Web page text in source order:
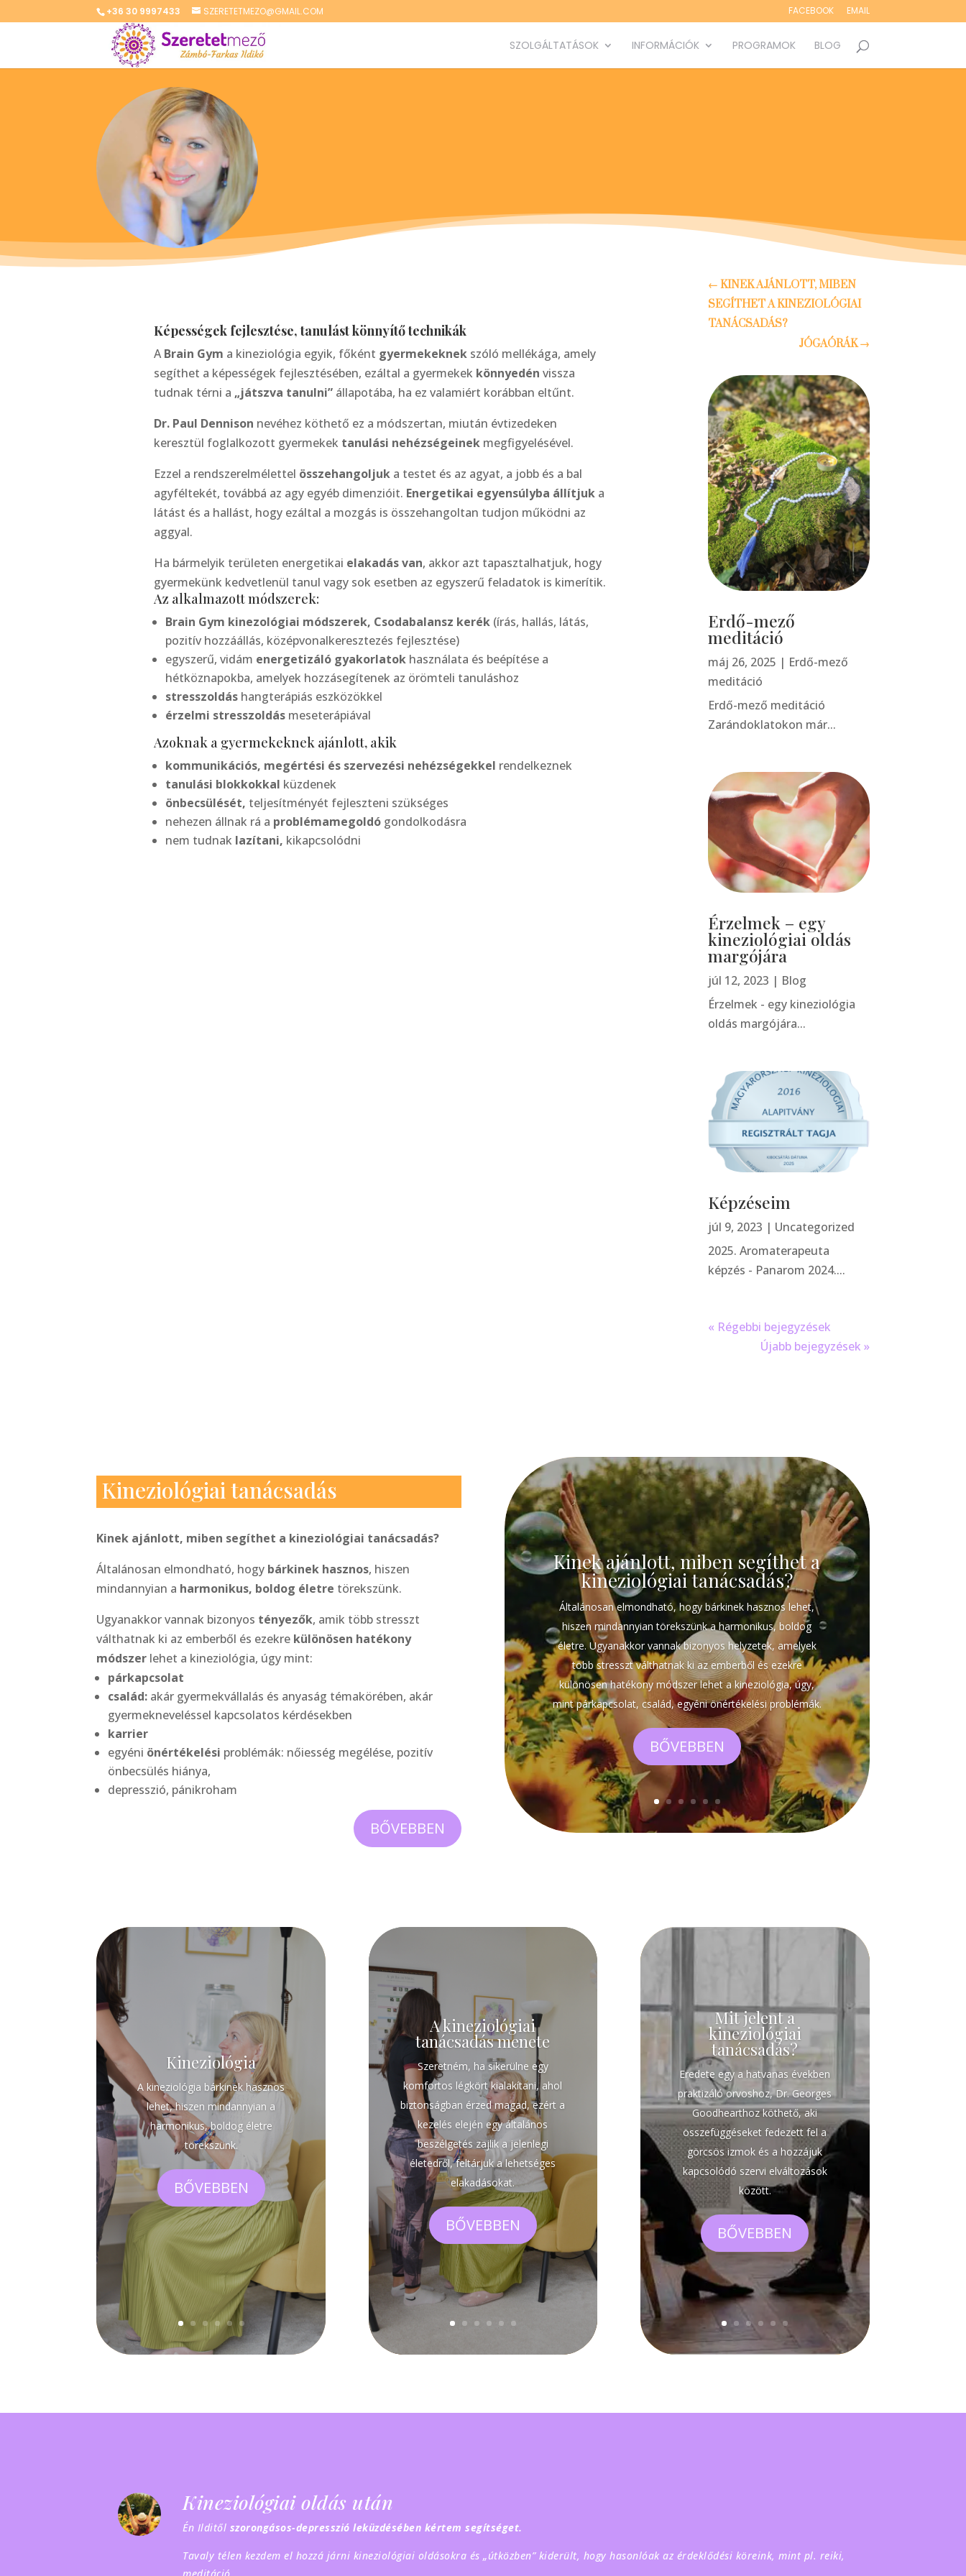
+36 30 9997433 SZERETETMEZO@GMAIL.COM FACEBOOK EMAIL
SZOLGÁLTATÁSOK INFORMÁCIÓK PROGRAMOK BLOG
Képességek fejlesztése, tanulást könnyítő technikák
ABrain Gym a kineziológia egyik, főként gyermekeknekszóló mellékága, amely
segíthet a képességek fejlesztésében, ezáltal a gyermekek könnyedén vissza
tudnak térni a „játszva tanulni”állapotába, ha ez valamiért korábban eltűnt.
Dr. Paul Dennison nevéhez köthető ez a módszertan, miután évtizedeken
keresztül foglalkozott gyermekek tanulási nehézségeinekmegfigyelésével.
Ezzel a rendszerelmélettel összehangoljuka testet és az agyat, a jobb és a bal
agyféltekét, továbbá az agy egyéb dimenzióit. Energetikai egyensúlyba állítjuka
látást és a hallást, hogy ezáltal a mozgás is összehangoltan tudjon működni az
aggyal.
Ha bármelyik területen energetikai elakadás van, akkor azt tapasztalhatjuk, hogy
gyermekünk kedvetlenül tanul vagy sok esetben az egyszerű feladatok is kimerítik.
Az alkalmazott módszerek:
Brain Gym kinezológiai módszerek, Csodabalansz kerék(írás, hallás, látás,
pozitív hozzáállás, középvonalkeresztezés fejlesztése)
egyszerű, vidám energetizáló gyakorlatokhasználata és beépítése a
hétköznapokba, amelyek hozzásegítenek az örömteli tanuláshoz
stresszoldáshangterápiás eszközökkel
érzelmi stresszoldásmeseterápiával
Azoknak a gyermekeknek ajánlott, akik
kommunikációs, megértési és szervezési nehézségekkel rendelkeznek
tanulási blokkokkal küzdenek
önbecsülését, teljesítményét fejleszteni szükséges
nehezen állnak rá a problémamegoldógondolkodásra
nem tudnak lazítani, kikapcsolódni
←KINEK AJÁNLOTT, MIBEN
SEGÍTHET A KINEZIOLÓGIAI
TANÁCSADÁS?
JÓGAÓRÁK→
Erdő-mező
meditáció
máj 26, 2025 | Erdő-mező
meditáció
Erdő-mező meditáció
Zarándoklatokon már...
Érzelmek – egy
kineziológiai oldás
margójára
júl 12, 2023 | Blog
Érzelmek - egy kineziológia
oldás margójára...
Képzéseim
júl 9, 2023 | Uncategorized
2025. Aromaterapeuta
képzés - Panarom 2024....
« Régebbi bejegyzések
Újabb bejegyzések »
Kineziológiai tanácsadás
Kinek ajánlott, miben segíthet a kineziológiai tanácsadás?
Általánosan elmondható, hogy bárkinek hasznos, hiszen
mindannyian a harmonikus, boldog életre törekszünk.
Ugyanakkor vannak bizonyos tényezők, amik több stresszt
válthatnak ki az emberből és ezekre különösen hatékony
módszer lehet a kineziológia, úgy mint:
párkapcsolat
család: akár gyermekvállalás és anyaság témakörében, akár
gyermekneveléssel kapcsolatos kérdésekben
karrier
egyéni önértékelési problémák: nőiesség megélése, pozitív
önbecsülés hiánya,
depresszió, pánikroham
BŐVEBBEN
Kinek ajánlott, miben segíthet a
kineziológiai tanácsadás?
Általánosan elmondható, hogy bárkinek hasznos lehet,
hiszen mindannyian törekszünk a harmonikus, boldog
életre. Ugyanakkor vannak bizonyos helyzetek, amelyek
több stresszt válthatnak ki az emberből és ezekre
különösen hatékony módszer lehet a kineziológia, úgy,
mint párkapcsolat, család, egyéni önértékelési problémák.
BŐVEBBEN
Kineziológia
A kineziológia bárkinek hasznos
lehet, hiszen mindannyian a
harmonikus, boldog életre
törekszünk.
BŐVEBBEN
A kineziológiai
tanácsadás menete
Szeretném, ha sikerülne egy
komfortos légkört kialakítani, ahol
biztonságban érzed magad, ezért a
kezelés elején egy általános
beszélgetés zajlik a jelenlegi
életedről, feltárjuk a lehetséges
elakadásokat.
BŐVEBBEN
Mit jelent a
kineziológiai
tanácsadás?
Eredete egy a hatvanas években
praktizáló orvoshoz, Dr. Georges
Goodhearthoz köthető, aki
összefüggéseket fedezett fel a
görcsös izmok és a hozzájuk
kapcsolódó szervi elváltozások
között.
BŐVEBBEN
Kineziológiai oldás után
Én Ilditől szorongásos-depresszió leküzdésében kértem segítséget.
Tavaly télen kezdem el hozzá járni kineziológiai oldásokra és „útközben” kiderült, hogy hasonlóak az érdeklődési köreink, mint pl. reiki,
meditáció.